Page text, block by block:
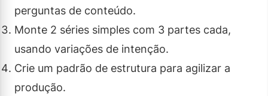
perguntas de conteúdo.
Monte 2 séries simples com 3 partes cada,
usando variações de intenção.
Crie um padrão de estrutura para agilizar a
produção.